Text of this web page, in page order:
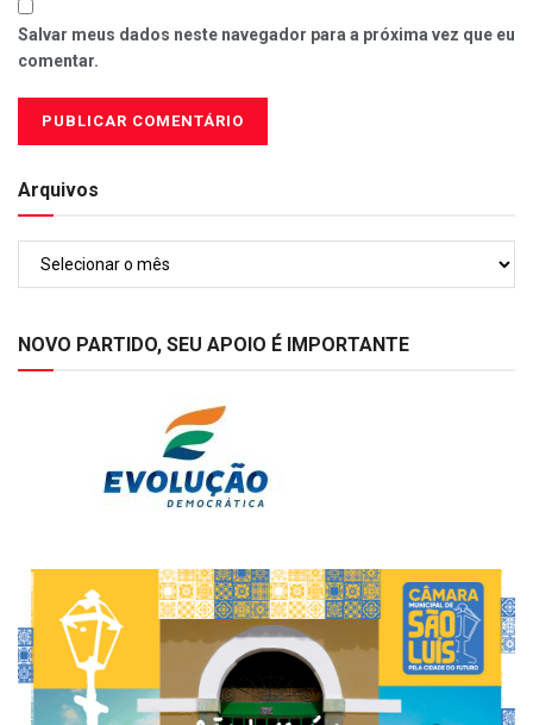
Salvar meus dados neste navegador para a próxima vez que eu
comentar.
Arquivos
NOVO PARTIDO, SEU APOIO É IMPORTANTE